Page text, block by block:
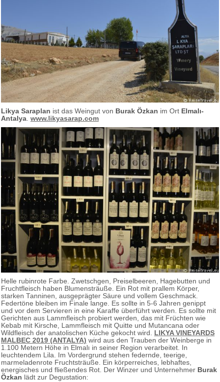
Likya Saraplan ist das Weingut von Burak Özkan im Ort Elmalı-
Antalya. www.likyasarap.com
Helle rubinrote Farbe. Zwetschgen, Preiselbeeren, Hagebutten und
Fruchtfleisch haben Blumensträuße. Ein Rot mit prallem Körper,
starken Tanninen, ausgeprägter Säure und vollem Geschmack.
Federtöne bleiben im Finale lange. Es sollte in 5-6 Jahren genippt
und vor dem Servieren in eine Karaffe überführt werden. Es sollte mit
Gerichten aus Lammfleisch probiert werden, das mit Früchten wie
Kebab mit Kirsche, Lammfleisch mit Quitte und Mutancana oder
Wildfleisch der anatolischen Küche gekocht wird. LIKYA VINEYARDS
MALBEC 2019 (ANTALYA) wird aus den Trauben der Weinberge in
1.100 Metern Höhe in Elmalı in seiner Region verarbeitet. In
leuchtendem Lila. Im Vordergrund stehen federnde, teerige,
marmeladenrote Fruchtsträuße. Ein körperreiches, lebhaftes,
energisches und fließendes Rot. Der Winzer und Unternehmer Burak
Özkan lädt zur Degustation: